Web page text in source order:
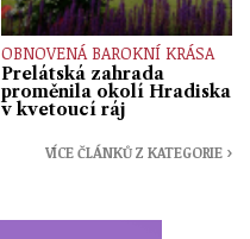
OBNOVENÁ BAROKNÍ KRÁSA
Prelátská zahrada
proměnila okolí Hradiska
v kvetoucí ráj
VÍCE ČLÁNKŮ Z KATEGORIE ›